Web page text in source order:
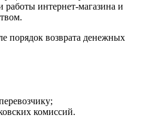
интернет-магазина и
порядок возврата денежных
комиссий.